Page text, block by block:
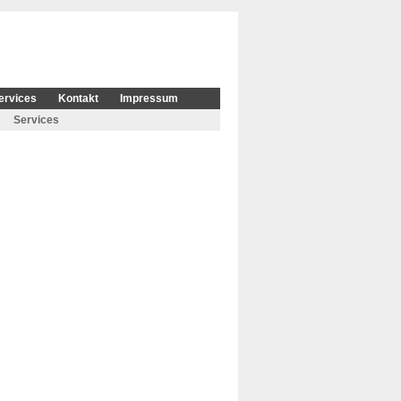
Kontakt
Impressum
Services